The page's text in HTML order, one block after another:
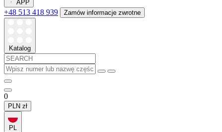
APP
+48 513 418 939 Zamów informacje zwrotne
Katalog
0
PLN zł
PL